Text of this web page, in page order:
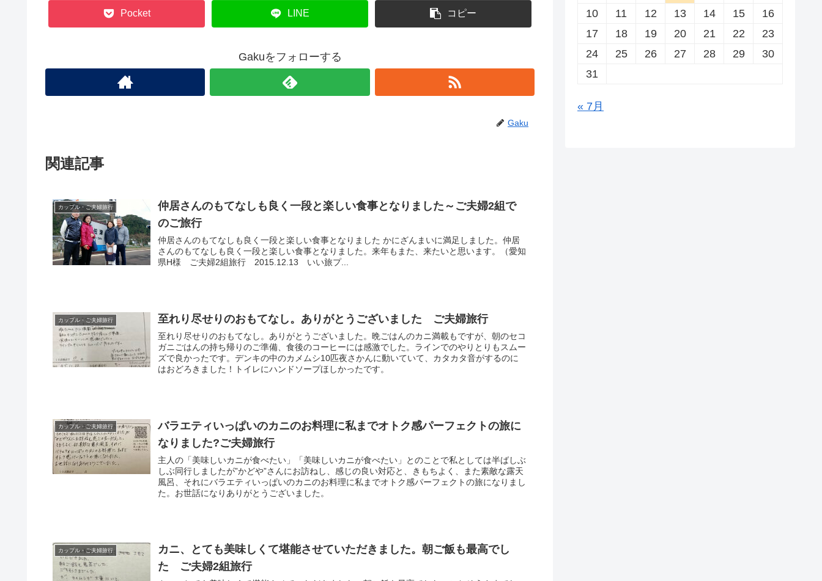
Pocket LINE コピー
Gakuをフォローする
Gaku
関連記事
カップル・ご夫婦旅行
仲居さんのもてなしも良く一段と楽しい食事となりました～ご夫婦2組で
のご旅行
仲居さんのもてなしも良く一段と楽しい食事となりました かにざんまいに満足しました。仲居
さんのもてなしも良く一段と楽しい食事となりました。来年もまた、来たいと思います。（愛知
県H様 ご夫婦2組旅行 2015.12.13 いい旅プ...
カップル・ご夫婦旅行 至れり尽せりのおもてなし。ありがとうございました ご夫婦旅行
至れり尽せりのおもてなし。ありがとうございました。晩ごはんのカニ満載もですが、朝のセコ
ガニごはんの持ち帰りのご準備、食後のコーヒーには感激でした。ラインでのやりとりもスムー
ズで良かったです。デンキの中のカメムシ10匹夜さかんに動いていて、カタカタ音がするのに
はおどろきました！トイレにハンドソープほしかったです。
カップル・ご夫婦旅行
バラエティいっぱいのカニのお料理に私までオトク感パーフェクトの旅に
なりました?ご夫婦旅行
主人の「美味しいカニが食べたい」「美味しいカニが食べたい」とのことで私としては半ばしぶ
しぶ同行しましたが”かどや”さんにお訪ねし、感じの良い対応と、きもちよく、また素敵な露天
風呂、それにバラエティいっぱいのカニのお料理に私までオトク感パーフェクトの旅になりまし
た。お世話になりありがとうございました。
カップル・ご夫婦旅行
カニ、とても美味しくて堪能させていただきました。朝ご飯も最高でし
た ご夫婦2組旅行
10
11 12 13 14 15
16
17
18 19 20 21 22
23
24
25 26 27 28 29
30
31
« 7月